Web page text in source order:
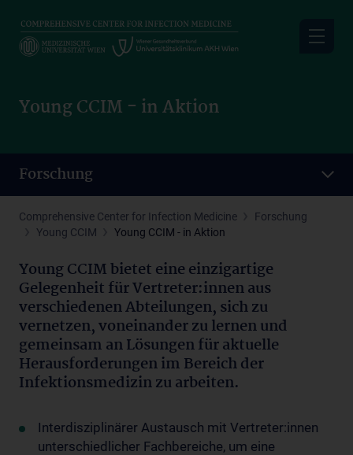
main
Young CCIM - in Aktion
Forschung
Comprehensive Center for Infection Medicine
Forschung
Young CCIM
Young CCIM - in Aktion
Young CCIM bietet eine einzigartige
Gelegenheit für Vertreter:innen aus
verschiedenen Abteilungen, sich zu
vernetzen, voneinander zu lernen und
gemeinsam an Lösungen für aktuelle
Herausforderungen im Bereich der
Infektionsmedizin zu arbeiten.
Interdisziplinärer Austausch mit Vertreter:innen
unterschiedlicher Fachbereiche, um eine